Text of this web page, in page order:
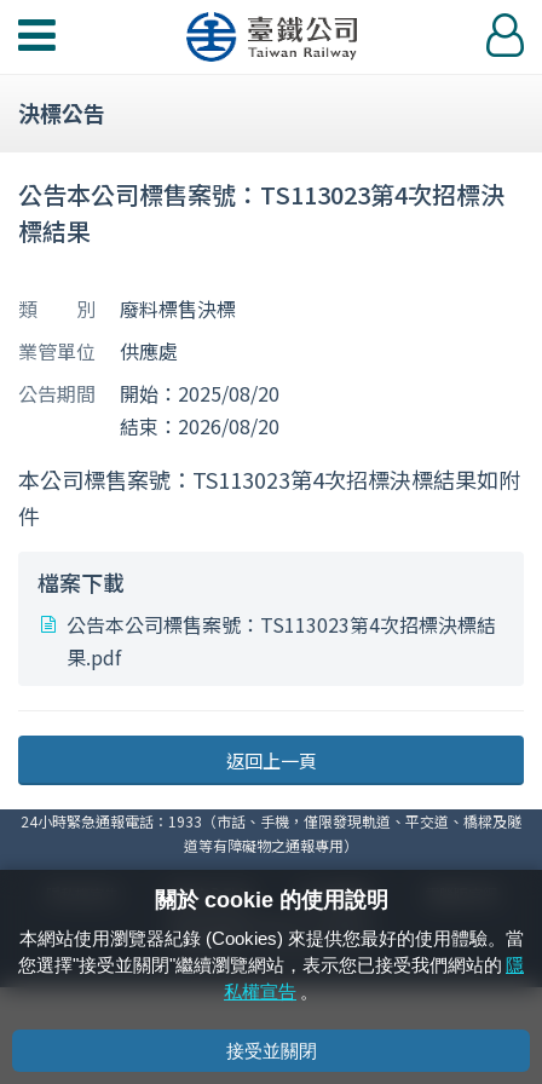
功
選
登
入
決標公告
公告本公司標售案號：TS113023第4次招標決
標結果
類 別
廢料標售決標
業管單位
供應處
公告期間
開始：2025/08/20
結束：2026/08/20
本公司標售案號：TS113023第4次招標決標結果如附
件
檔案下載
公告本公司標售案號：TS113023第4次招標決標結
果.pdf
返回上一頁
24小時緊急通報電話：1933（市話、手機，僅限發現軌道、平交道、橋樑及隧
道等有障礙物之通報專用）
資通安全政策 著作權聲明
國營臺灣鐵路股份有限公司 © 版權所有
本頁產生時間： 2026/08/06 12:27:02
關於 cookie 的使用說明
本網站使用瀏覽器紀錄 (Cookies) 來提供您最好的使用體驗。當
您選擇"接受並關閉"繼續瀏覽網站，表示您已接受我們網站的 隱
私權宣告 。
接受並關閉